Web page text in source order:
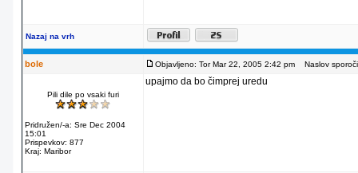
Nazaj na vrh
bole Objavljeno: Tor Mar 22, 2005 2:42 pm Naslov
Pili dile po vsaki furi
Pridružen/-a: Sre Dec 2004
15:01
Prispevkov: 877
Kraj: Maribor
upajmo da bo čimprej uredu